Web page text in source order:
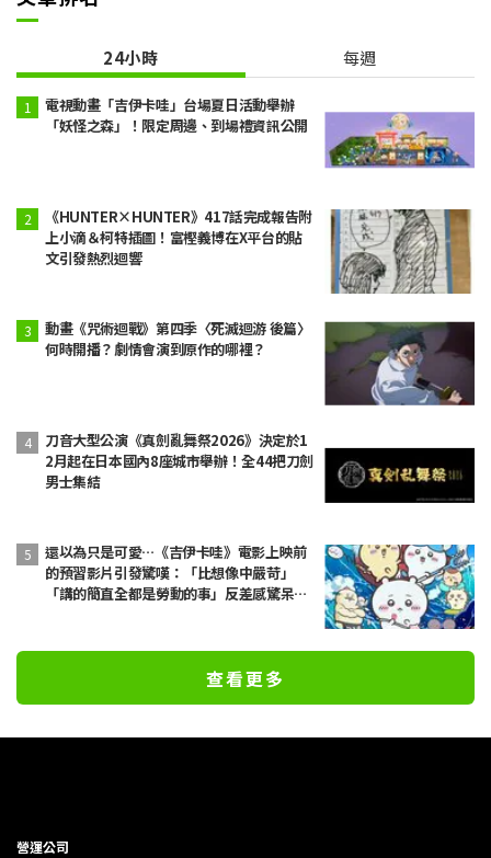
24小時 每週
電視動畫「吉伊卡哇」台場夏日活動舉辦
「妖怪之森」！限定周邊、到場禮資訊公開
《HUNTER×HUNTER》417話完成報告附
上小滴＆柯特插圖！富樫義博在X平台的貼
文引發熱烈迴響
動畫《咒術迴戰》第四季〈死滅迴游 後篇〉
何時開播？劇情會演到原作的哪裡？
刀音大型公演《真劍亂舞祭2026》決定於1
2月起在日本國內8座城市舉辦！全44把刀劍
男士集結
還以為只是可愛…《吉伊卡哇》電影上映前
的預習影片引發驚嘆：「比想像中嚴苛」
「講的簡直全都是勞動的事」反差感驚呆網
查看更多
營運公司